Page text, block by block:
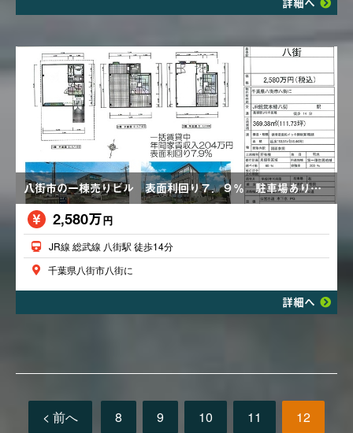
八街市の一棟売りビル 表面利回り７．９％ 駐車場あり 一括賃貸中
2,580万円
JR線 総武線 八街駅 徒歩14分
千葉県八街市八街に
詳細へ
< 前へ 8 9 10 11 12